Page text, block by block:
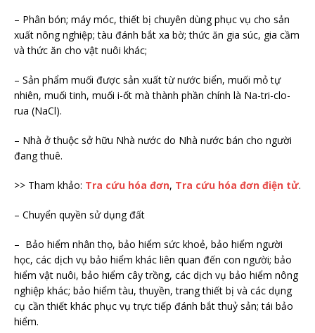
– Phân bón; máy móc, thiết bị chuyên dùng phục vụ cho sản
xuất nông nghiệp; tàu đánh bắt xa bờ; thức ăn gia súc, gia cầm
và thức ăn cho vật nuôi khác;
– Sản phẩm muối được sản xuất từ nước biển, muối mỏ tự
nhiên, muối tinh, muối i-ốt mà thành phần chính là Na-tri-clo-
rua (NaCl).
– Nhà ở thuộc sở hữu Nhà nước do Nhà nước bán cho người
đang thuê.
>> Tham khảo: Tra cứu hóa đơn, Tra cứu hóa đơn điện tử.
– Chuyển quyền sử dụng đất
– Bảo hiểm nhân thọ, bảo hiểm sức khoẻ, bảo hiểm người
học, các dịch vụ bảo hiểm khác liên quan đến con người; bảo
hiểm vật nuôi, bảo hiểm cây trồng, các dịch vụ bảo hiểm nông
nghiệp khác; bảo hiểm tàu, thuyền, trang thiết bị và các dụng
cụ cần thiết khác phục vụ trực tiếp đánh bắt thuỷ sản; tái bảo
hiểm.